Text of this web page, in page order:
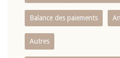
Balance des paiements
Autres